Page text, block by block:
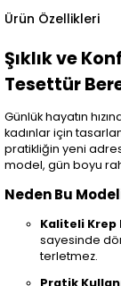
Ürün Özellikleri
Şıklık ve
Tesettür
Günlük hayatın
kadınlar için
pratikliğin yeni
model, gün boyu
Neden Bu
Kaliteli Krep
sayesinde
terletmez.